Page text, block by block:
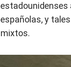
estadounidenses
españolas, y
mixtos.